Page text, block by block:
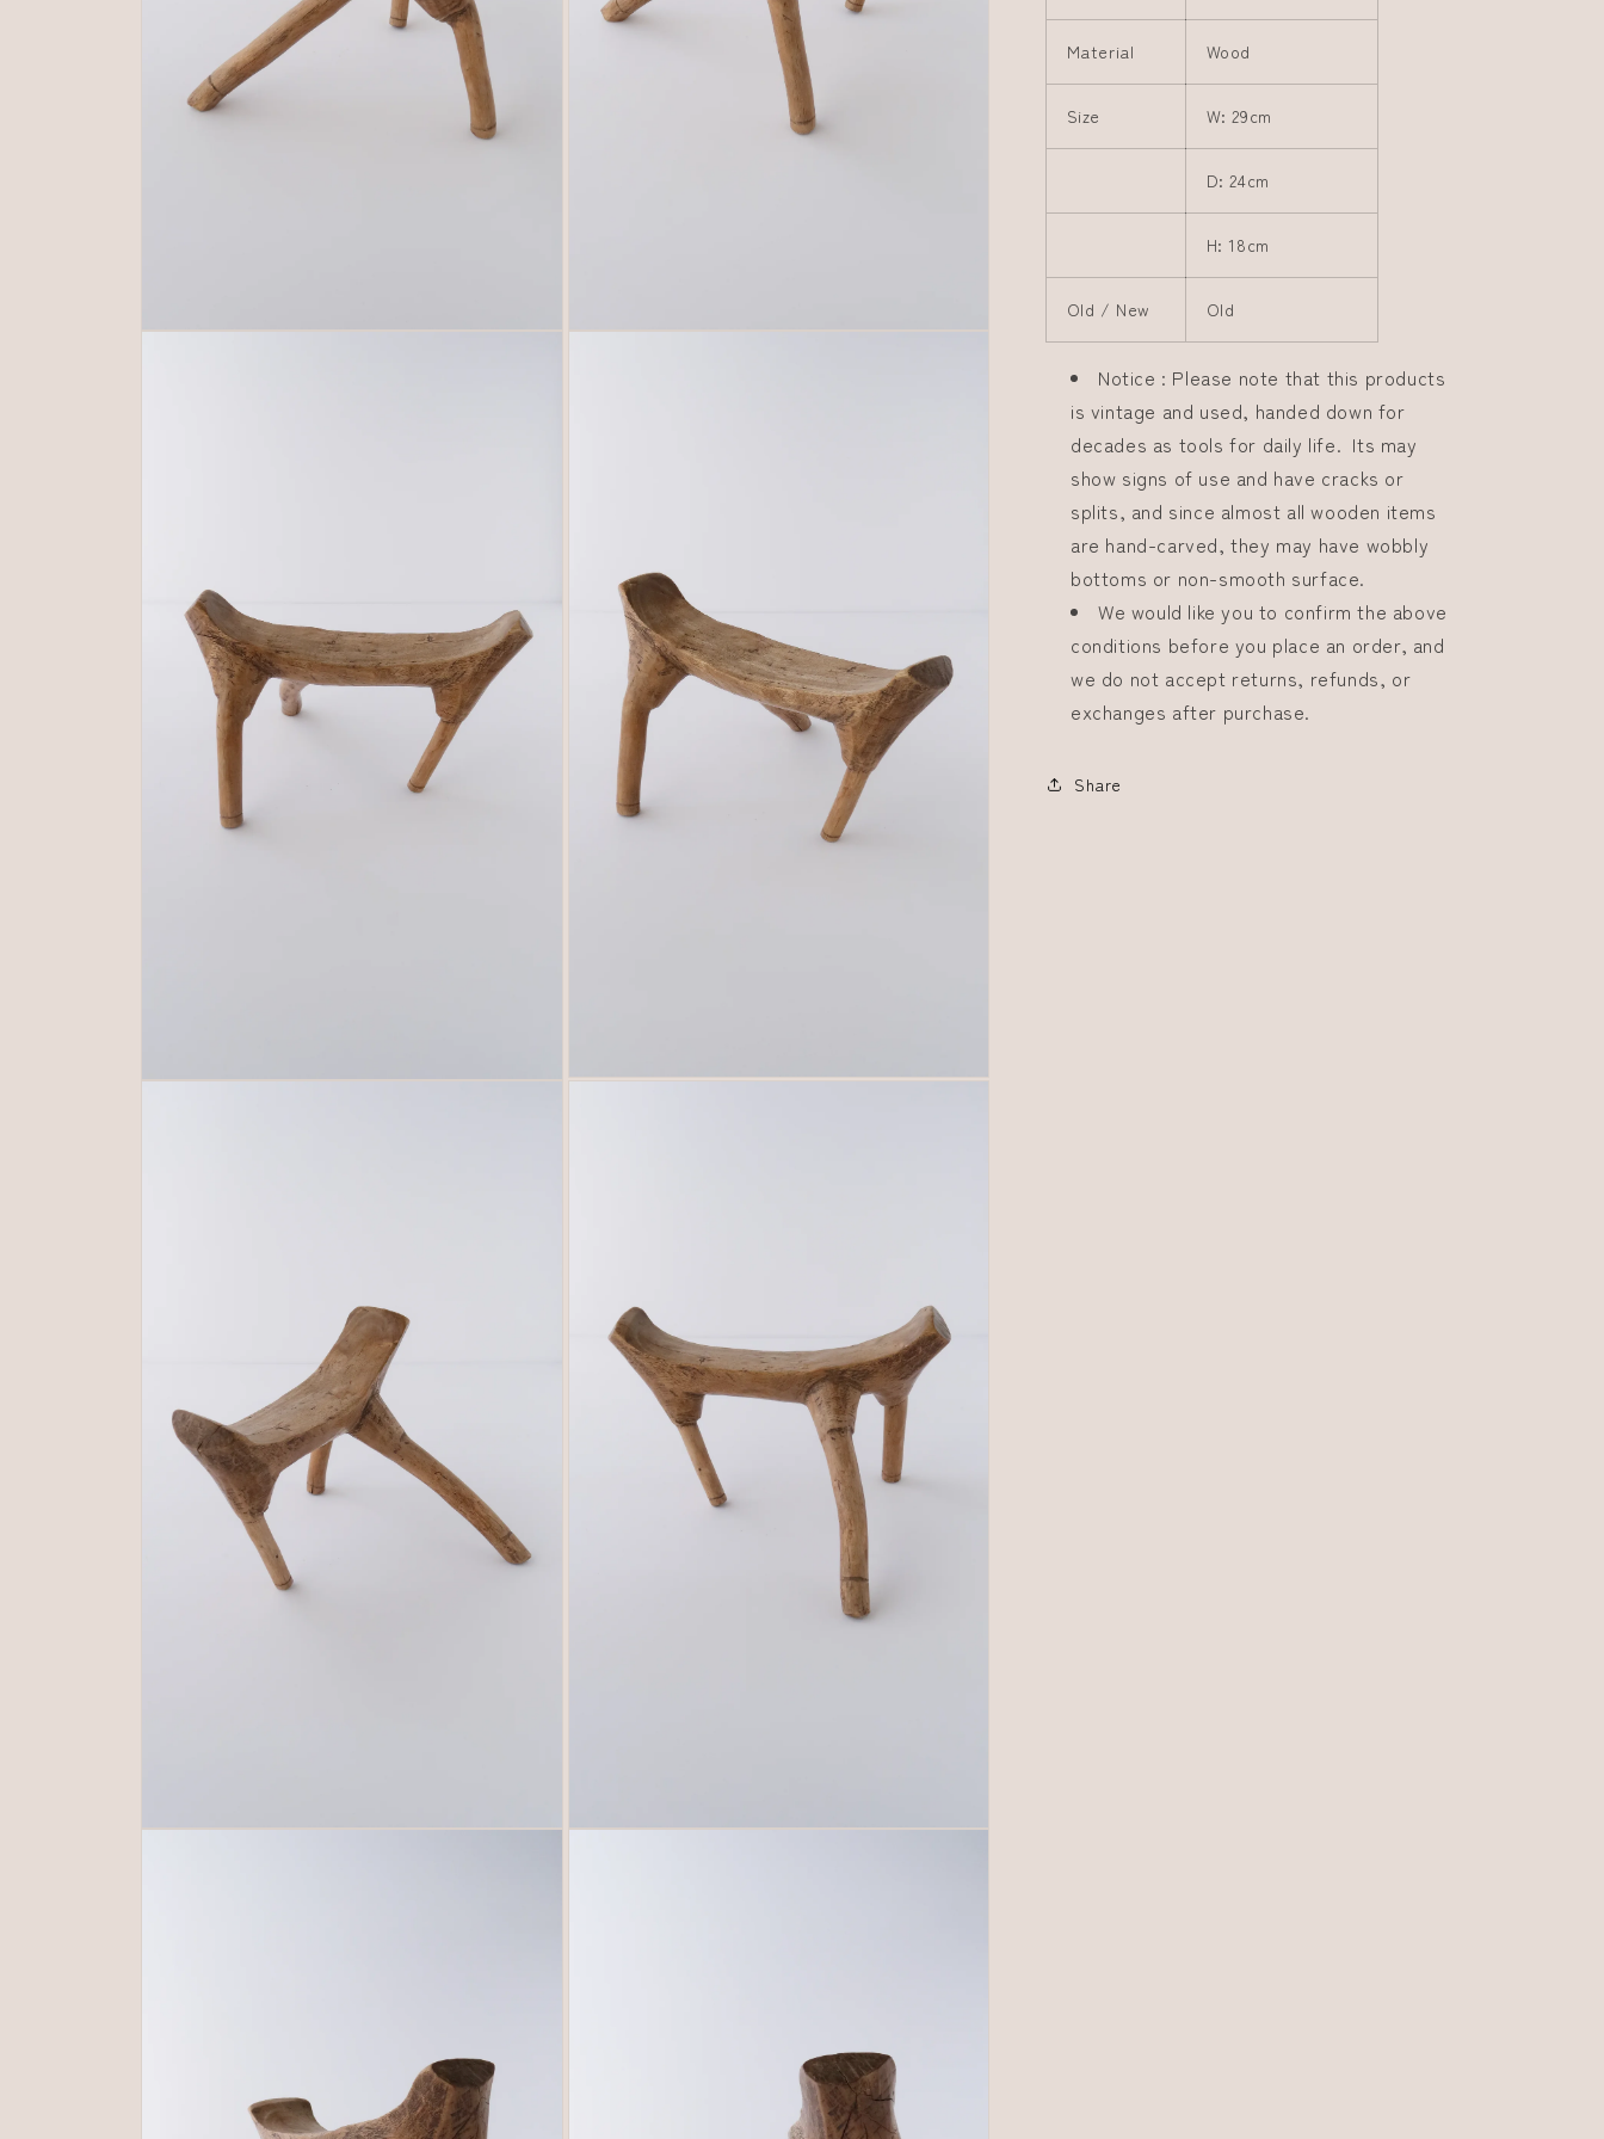
Material Wood
Size W: 29cm
D: 24cm
H: 18cm
Old / New Old
Notice : Please note that this products
is vintage and used, handed down for
decades as tools for daily life. Its may
show signs of use and have cracks or
splits, and since almost all wooden items
are hand-carved, they may have wobbly
bottoms or non-smooth surface.
We would like you to confirm the above
conditions before you place an order, and
we do not accept returns, refunds, or
exchanges after purchase.
Share